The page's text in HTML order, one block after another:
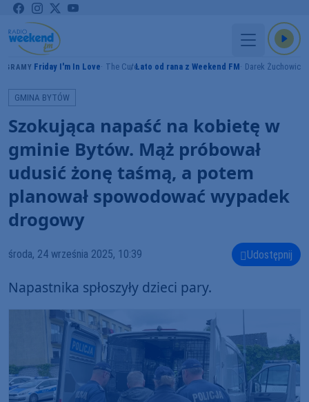
GRAMY Friday I'm In Love The CureLato od rana z Weekend FM Darek Żuchowicz
GMINA BYTÓW
Szokująca napaść na kobietę w
gminie Bytów. Mąż próbował
udusić żonę taśmą, a potem
planował spowodować wypadek
drogowy
środa, 24 września 2025, 10:39 Udostępnij
Napastnika spłoszyły dzieci pary.